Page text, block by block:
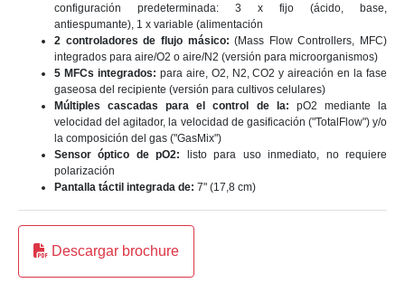
configuración predeterminada: 3 x fijo (ácido, base,
antiespumante), 1 x variable (alimentación
2 controladores de flujo másico: (Mass Flow Controllers, MFC)
integrados para aire/O2 o aire/N2 (versión para microorganismos)
5 MFCs integrados: para aire, O2, N2, CO2 y aireación en la fase
gaseosa del recipiente (versión para cultivos celulares)
Múltiples cascadas para el control de la: pO2 mediante la
velocidad del agitador, la velocidad de gasificación ("TotalFlow") y/o
la composición del gas ("GasMix")
Sensor óptico de pO2: listo para uso inmediato, no requiere
polarización
Pantalla táctil integrada de: 7" (17,8 cm)
Descargar brochure